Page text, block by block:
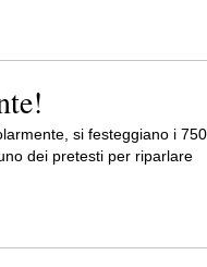
si festeggiano i 750
dei pretesti per riparlare